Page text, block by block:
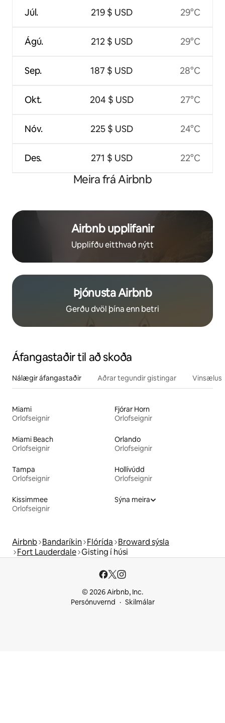
Júl.
Ágú.
Sep.
Okt.
Nóv.
Des.
219 $ USD
212 $ USD
187 $ USD
204 $ USD
225 $ USD
271 $ USD
29°C
29°C
28°C
27°C
24°C
22°C
Meira frá Airbnb
Airbnb upplifanir
Upplifðu eitthvað nýtt
Þjónusta Airbnb
Gerðu dvöl þína enn betri
Áfangastaðir til að skoða
Nálægir áfangastaðir Aðrar tegundir gistingar
Miami
Orlofseignir
Fjórar Horn
Orlofseignir
Miami Beach
Orlofseignir
Orlando
Orlofseignir
Tampa
Orlofseignir
Hollívúdd
Orlofseignir
Kissimmee
Orlofseignir
Sýna meira
Airbnb Bandaríkin Flórída Broward sýsla
Fort Lauderdale Gisting í húsi
© 2026 Airbnb, Inc.
Persónuvernd
Skilmálar